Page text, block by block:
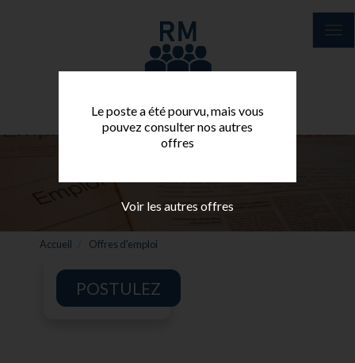
Accueil Offres d'emploi
Le poste a été pourvu, mais vous
pouvez consulter nos autres
offres
Voir les autres offres
POSTULEZ